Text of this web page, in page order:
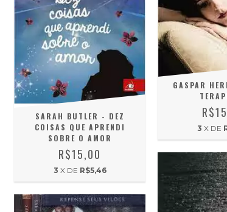
SARAH BUTLER - DEZ
COISAS QUE APRENDI
SOBRE O AMOR
R$15,00
3 X DE R$5,46
GASPAR
3 X DE